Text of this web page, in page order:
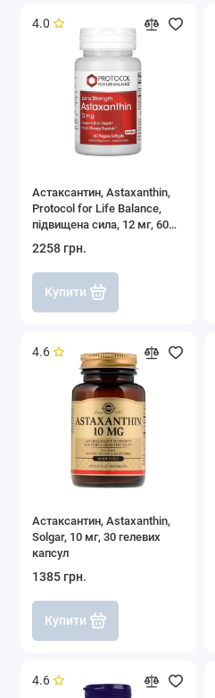
4.0
Астаксантин, Astaxanthin,
Protocol for Life Balance,
підвищена сила, 12 мг, 60
2258 грн.
Купити
4.6
Астаксантин, Astaxanthin,
Solgar, 10 мг, 30 гелевих
капсул
1385 грн.
Купити
4.6